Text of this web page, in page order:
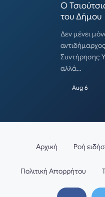
Ο
του Δήμου
Δεν μένει
Συντήρησης
αλλά…
Aug 6
Αρχική Ροή
Πολιτική Απορρήτου